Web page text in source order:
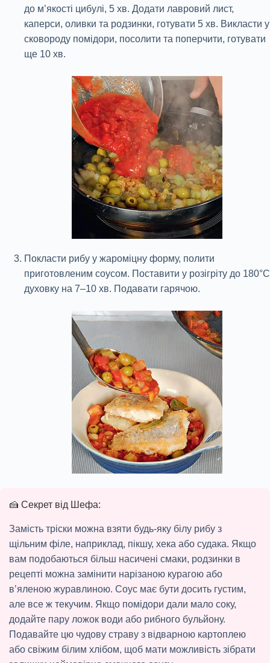
до м’якості цибулі, 5 хв. Додати лавровий лист,
каперси, оливки та родзинки, готувати 5 хв. Викласти у
сковороду помідори, посолити та поперчити, готувати
ще 10 хв.
Покласти рибу у жароміцну форму, полити
приготовленим соусом. Поставити у розігріту до 180°С
духовку на 7–10 хв. Подавати гарячою.
🍰 Секрет від Шефа:
Замість тріски можна взяти будь-яку білу рибу з
щільним філе, наприклад, пікшу, хека або судака. Якщо
вам подобаються більш насичені смаки, родзинки в
рецепті можна замінити нарізаною курагою або
в’яленою журавлиною. Соус має бути досить густим,
але все ж текучим. Якщо помідори дали мало соку,
додайте пару ложок води або рибного бульйону.
Подавайте цю чудову страву з відварною картоплею
або свіжим білим хлібом, щоб мати можливість зібрати